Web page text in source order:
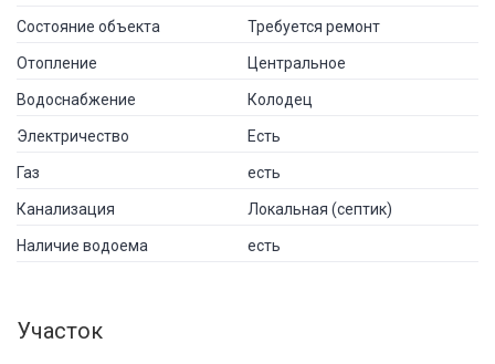
Состояние объекта Требуется ремонт
Отопление Центральное
Водоснабжение Колодец
Электричество Есть
Газ есть
Канализация Локальная (септик)
Наличие водоема есть
Участок